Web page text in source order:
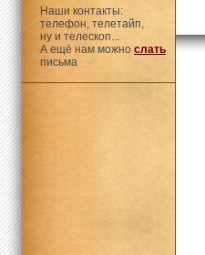
Наши контакты:
телефон, телетайп,
ну и телескоп...
А ещё нам можно слать
письма